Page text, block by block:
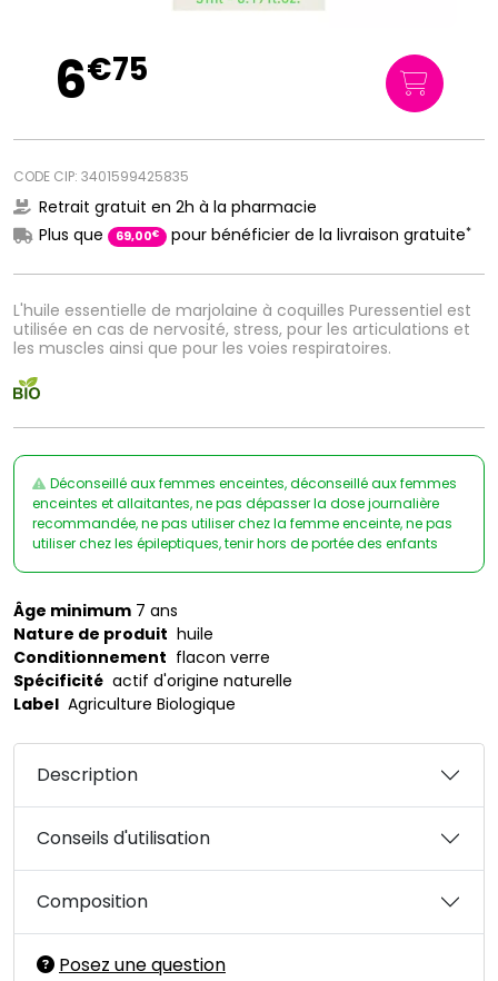
L'huile essentielle de marjolaine à coquilles Puressentiel est
utilisée en cas de nervosité, stress, pour les articulations et
les muscles ainsi que pour les voies respiratoires.
6€75
CODE CIP: 3401599425835
Retrait gratuit en 2h à la pharmacie
Plus que
69,00€ pour bénéficier de la livraison gratuite*
Déconseillé aux femmes enceintes, déconseillé aux femmes
enceintes et allaitantes, ne pas dépasser la dose journalière
recommandée, ne pas utiliser chez la femme enceinte, ne pas
utiliser chez les épileptiques, tenir hors de portée des enfants
Âge minimum 7 ans
Nature de produit huile
Conditionnement flacon verre
Spécificité actif d'origine naturelle
Label Agriculture Biologique
Description
Conseils d'utilisation
Composition
Posez une question